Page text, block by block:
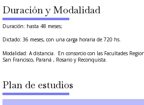
Duración y Modalidad
Duración: hasta 48 meses;
Dictado: 36 meses, con una carga horaria de 720 hs.
Modalidad: A distancia. En consorcio con las Facultades
San Francisco, Paraná , Rosario y Reconquista.
Plan de estudios